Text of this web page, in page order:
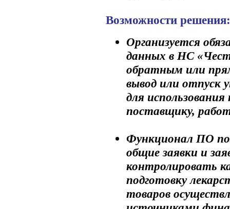
Возможности решения:
Организуется
данных в НС
обратным или
вывод или отпуск
для
поставщику,
Функционал ПО
общие заявки и
контролировать
подготовку
товаров